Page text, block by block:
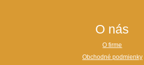
O nás
O firme
Obchodné podmienky